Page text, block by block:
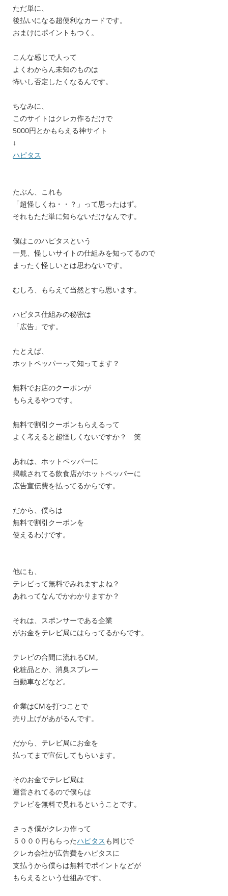
ただ単に、
後払いになる超便利なカードです。
おまけにポイントもつく。
こんな感じで人って
よくわからん未知のものは
怖いし否定したくなるんです。
ちなみに、
このサイトはクレカ作るだけで
5000円とかもらえる神サイト
↓
ハピタス
たぶん、これも
「超怪しくね・・？」って思ったはず。
それもただ単に知らないだけなんです。
僕はこのハピタスという
一見、怪しいサイトの仕組みを知ってるので
まったく怪しいとは思わないです。
むしろ、もらえて当然とすら思います。
ハピタス仕組みの秘密は
「広告」です。
たとえば、
ホットペッパーって知ってます？
無料でお店のクーポンが
もらえるやつです。
無料で割引クーポンもらえるって
よく考えると超怪しくないですか？ 笑
あれは、ホットペッパーに
掲載されてる飲食店がホットペッパーに
広告宣伝費を払ってるからです。
だから、僕らは
無料で割引クーポンを
使えるわけです。
他にも、
テレビって無料でみれますよね？
あれってなんでかわかりますか？
それは、スポンサーである企業
がお金をテレビ局にはらってるからです。
テレビの合間に流れるCM。
化粧品とか、消臭スプレー
自動車などなど。
企業はCMを打つことで
売り上げがあがるんです。
だから、テレビ局にお金を
払ってまで宣伝してもらいます。
そのお金でテレビ局は
運営されてるので僕らは
テレビを無料で見れるということです。
さっき僕がクレカ作って
５０００円もらったハピタス も同じで
クレカ会社が広告費をハピタスに
支払うから僕らは無料でポイントなどが
もらえるという仕組みです。